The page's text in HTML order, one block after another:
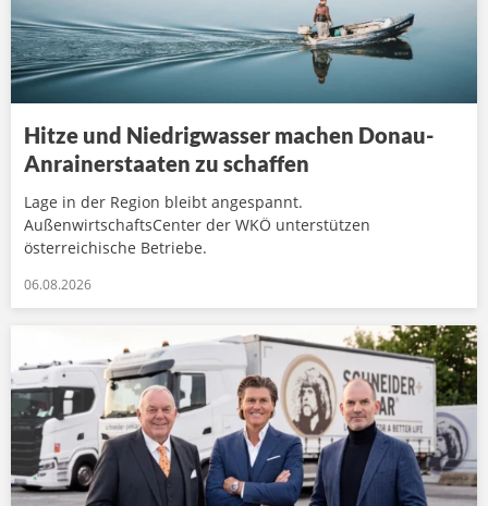
Hitze und Niedrigwasser machen Donau-
Anrainerstaaten zu schaffen
Lage in der Region bleibt angespannt.
AußenwirtschaftsCenter der WKÖ unterstützen
österreichische Betriebe.
06.08.2026